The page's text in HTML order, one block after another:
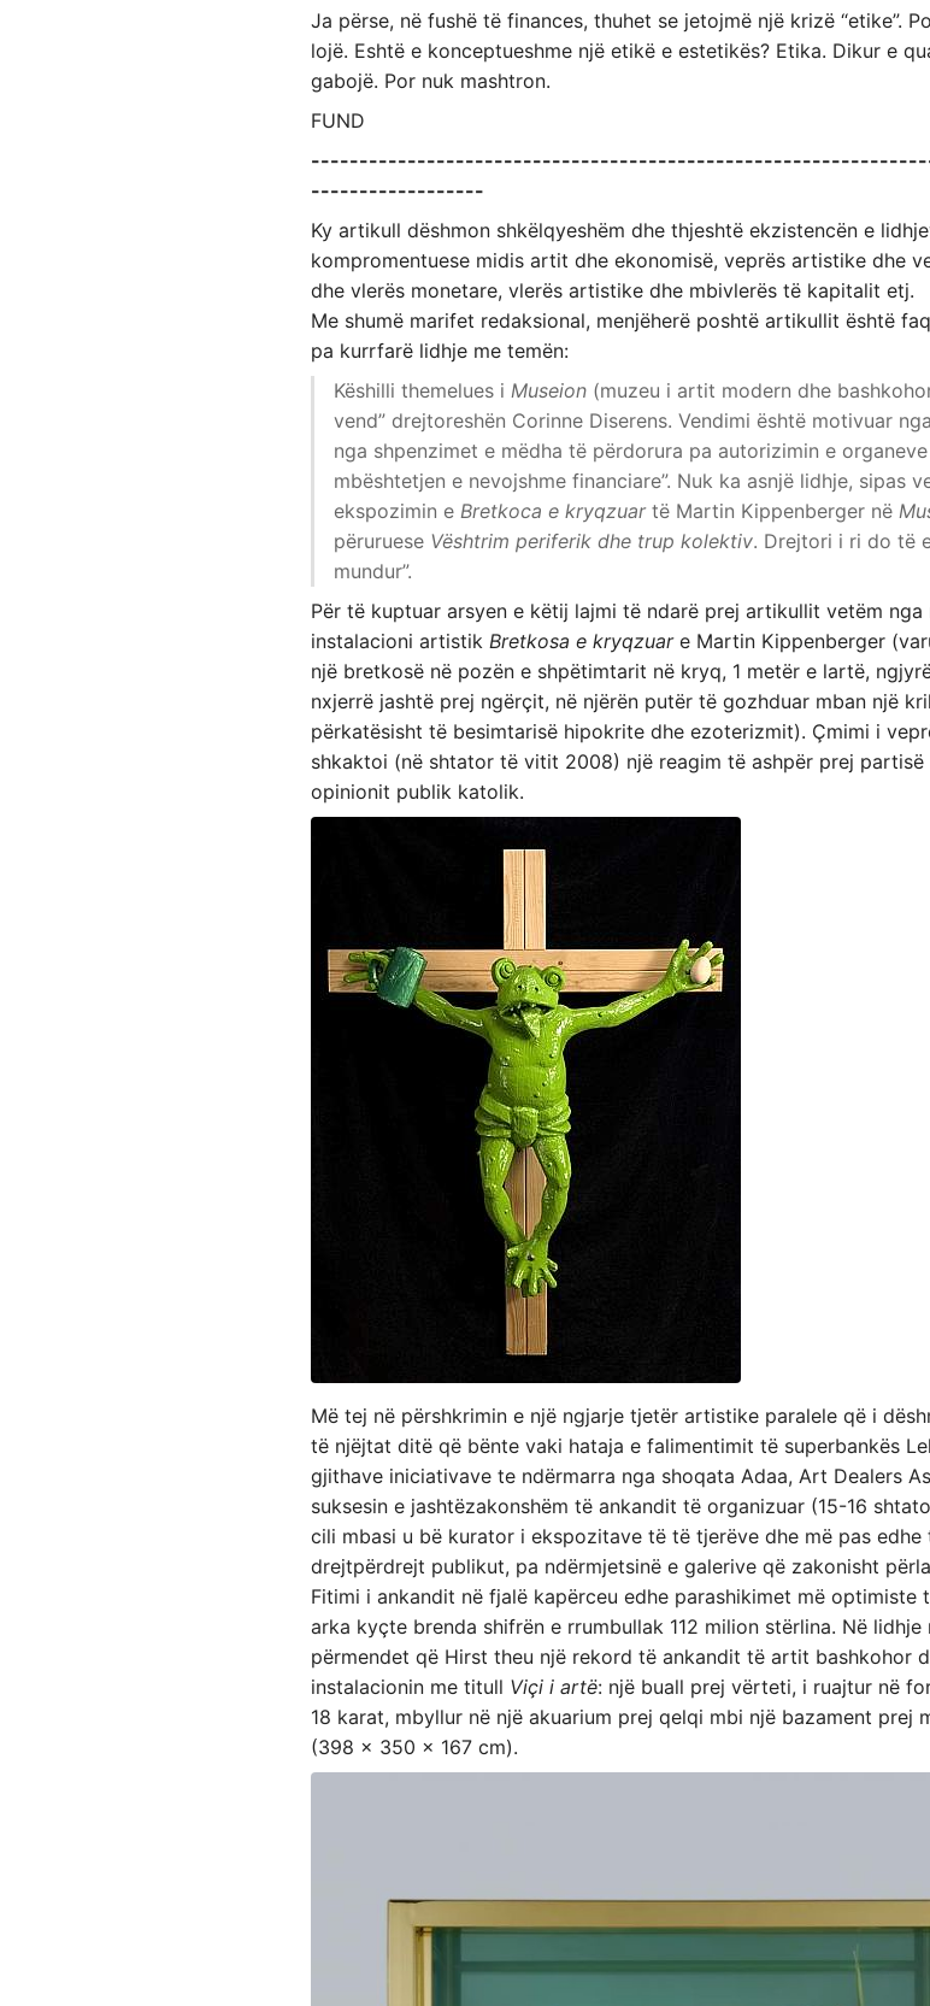
Ja përse, në fushë të finances, thuhet se jetojmë një krizë “etike”.
lojë. Eshtë e konceptueshme një etikë e estetikës? Etika. Dikur e
gabojë. Por nuk mashtron.
FUND
------------------
Ky artikull dëshmon shkëlqyeshëm dhe thjeshtë ekzistencën e
kompromentuese midis artit dhe ekonomisë, veprës artistike dhe
dhe vlerës monetare, vlerës artistike dhe mbivlerës të kapitalit etj.
Me shumë marifet redaksional, menjëherë poshtë artikullit është
pa kurrfarë lidhje me temën:
Këshilli themelues i Museion (muzeu i artit modern dhe
vend” drejtoreshën Corinne Diserens. Vendimi është motivuar
nga shpenzimet e mëdha të përdorura pa autorizimin e
mbështetjen e nevojshme financiare”. Nuk ka asnjë lidhje, sipas
ekspozimin e Bretkoca e kryqzuartë Martin Kippenberger në
përuruese Vështrim periferik dhe trup kolektiv. Drejtori i ri do të
mundur”.
Për të kuptuar arsyen e këtij lajmi të ndarë prej artikullit vetëm
instalacioni artistik Bretkosa e kryqzuare Martin Kippenberger
një bretkosë në pozën e shpëtimtarit në kryq, 1 metër e lartë,
nxjerrë jashtë prej ngërçit, në njërën putër të gozhduar mban një
përkatësisht të besimtarisë hipokrite dhe ezoterizmit). Çmimi i
shkaktoi (në shtator të vitit 2008) një reagim të ashpër prej
opinionit publik katolik.
Më tej në përshkrimin e një ngjarje tjetër artistike paralele që i
të njëjtat ditë që bënte vaki hataja e falimentimit të superbankës
gjithave iniciativave te ndërmarra nga shoqata Adaa, Art Dealers
suksesin e jashtëzakonshëm të ankandit të organizuar (15-16
cili mbasi u bë kurator i ekspozitave të të tjerëve dhe më pas
drejtpërdrejt publikut, pa ndërmjetsinë e galerive që zakonisht
Fitimi i ankandit në fjalë kapërceu edhe parashikimet më optimiste
arka kyçte brenda shifrën e rrumbullak 112 milion stërlina. Në
përmendet që Hirst theu një rekord të ankandit të artit bashkohor
instalacionin me titull Viçi i artë: një buall prej vërteti, i ruajtur në
18 karat, mbyllur në një akuarium prej qelqi mbi një bazament prej
(398 x 350 x 167 cm).